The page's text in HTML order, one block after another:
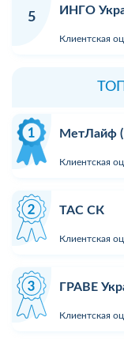
5
ИНГО
Клиентская
ТОП
МетЛайф
Клиентская
ТАС СК
Клиентская
ГРАВЕ
Клиентская